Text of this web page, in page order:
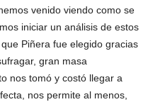
venido viendo como se
iniciar un análisis de estos
Piñera fue elegido gracias
gran masa
nos tomó y costó llegar a
nos permite al menos,